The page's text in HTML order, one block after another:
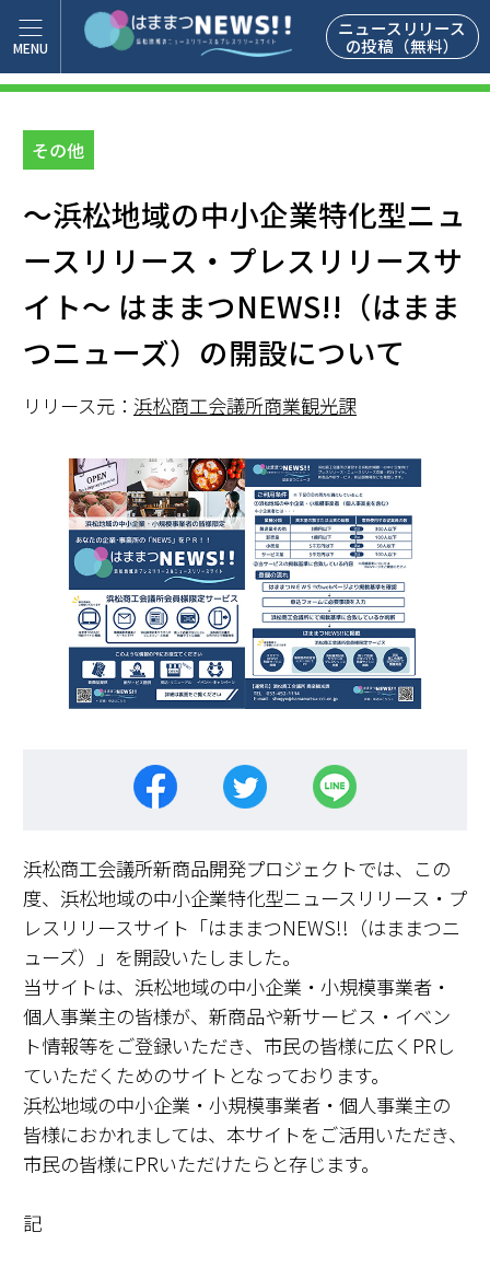
ニュースリリース
の投稿（無料）
その他
～浜松地域の中小企業特化型ニュ
ースリリース・プレスリリースサ
イト～ はままつNEWS!!（はまま
つニューズ）の開設について
リリース元： 浜松商工会議所商業観光課
浜松商工会議所新商品開発プロジェクトでは、この
度、浜松地域の中小企業特化型ニュースリリース・プ
レスリリースサイト「はままつNEWS!!（はままつニ
ューズ）」を開設いたしました。
当サイトは、浜松地域の中小企業・小規模事業者・
個人事業主の皆様が、新商品や新サービス・イベン
ト情報等をご登録いただき、市民の皆様に広くPRし
ていただくためのサイトとなっております。
浜松地域の中小企業・小規模事業者・個人事業主の
皆様におかれましては、本サイトをご活用いただき、
市民の皆様にPRいただけたらと存じます。
記